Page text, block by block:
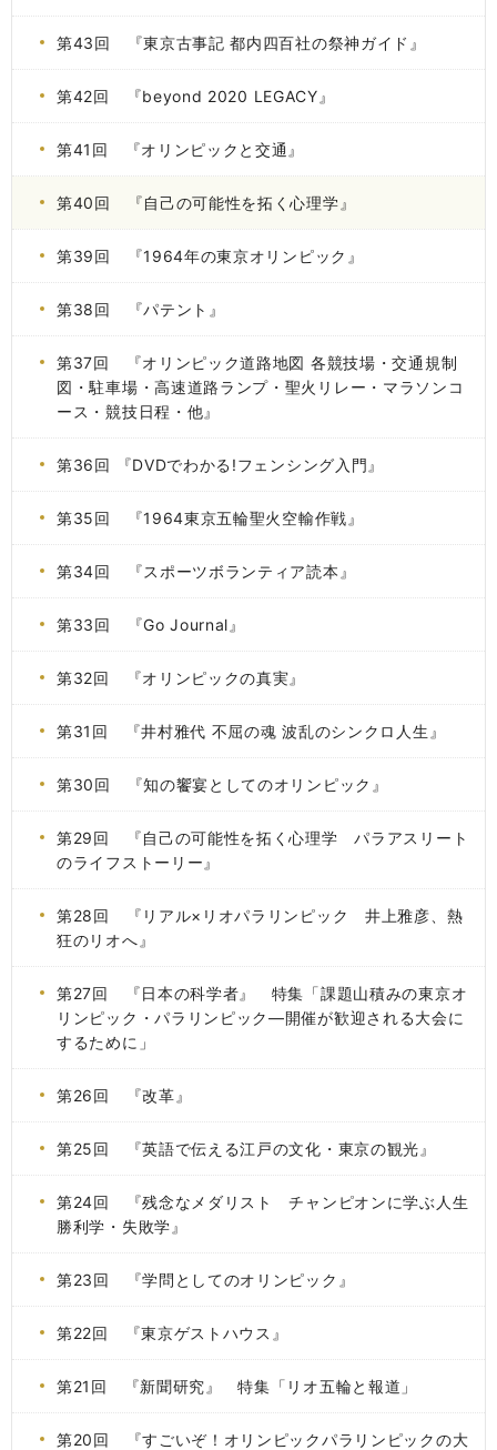
第43回 『東京古事記 都内四百社の祭神ガイド』
第42回 『beyond 2020 LEGACY』
第41回 『オリンピックと交通』
第40回 『自己の可能性を拓く心理学』
第39回 『1964年の東京オリンピック』
第38回 『パテント』
第37回 『オリンピック道路地図 各競技場・交通規制
図・駐車場・高速道路ランプ・聖火リレー・マラソンコ
ース・競技日程・他』
第36回 『DVDでわかる!フェンシング入門』
第35回 『1964東京五輪聖火空輸作戦』
第34回 『スポーツボランティア読本』
第33回 『Go Journal』
第32回 『オリンピックの真実』
第31回 『井村雅代 不屈の魂 波乱のシンクロ人生』
第30回 『知の饗宴としてのオリンピック』
第29回 『自己の可能性を拓く心理学 パラアスリート
のライフストーリー』
第28回 『リアル×リオパラリンピック 井上雅彦、熱
狂のリオへ』
第27回 『日本の科学者』 特集「課題山積みの東京オ
リンピック・パラリンピック―開催が歓迎される大会に
するために」
第26回 『改革』
第25回 『英語で伝える江戸の文化・東京の観光』
第24回 『残念なメダリスト チャンピオンに学ぶ人生
勝利学・失敗学』
第23回 『学問としてのオリンピック』
第22回 『東京ゲストハウス』
第21回 『新聞研究』 特集「リオ五輪と報道」
第20回 『すごいぞ！オリンピックパラリンピックの大